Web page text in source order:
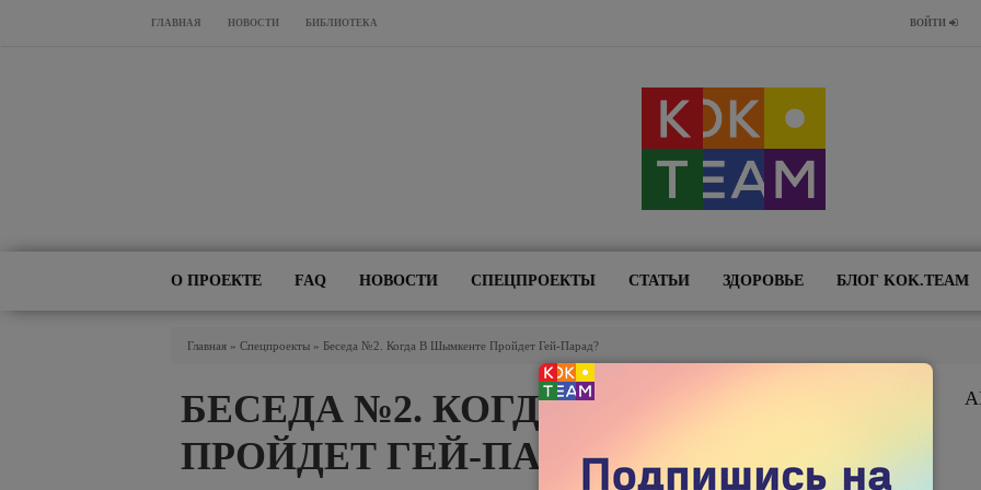
Перейти к основному содержанию
ГЛАВНАЯ НОВОСТИ БИБЛИОТЕКА ВОЙТИ
О ПРОЕКТЕ FAQ НОВОСТИ СПЕЦПРОЕКТЫ СТАТЬИ ЗДОРОВЬЕ БЛОГ KOK.TEAM
Главная » Спецпроекты » Беседа №2. Когда В Шымкенте Пройдет Гей-Парад?
БЕСЕДА №2. КОГДА В ШЫМКЕНТЕ
ПРОЙДЕТ ГЕЙ-ПАРАД?